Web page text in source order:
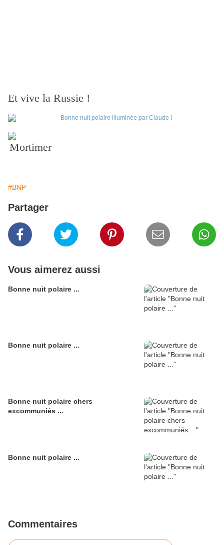
Et vive la Russie !
Mortimer
#BNP
Partager
Vous aimerez aussi
Bonne nuit polaire ...
Bonne nuit polaire ...
Bonne nuit polaire chers
excommuniés ...
Bonne nuit polaire ...
Commentaires